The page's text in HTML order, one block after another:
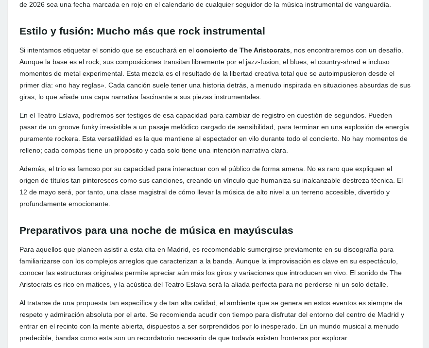
de 2026 sea una fecha marcada en rojo en el calendario de cualquier seguidor de la música instrumental de vanguardia.
Estilo y fusión: Mucho más que rock instrumental
Si intentamos etiquetar el sonido que se escuchará en el concierto de The Aristocrats , nos encontraremos con un desafío.
Aunque la base es el rock, sus composiciones transitan libremente por el jazz-fusion, el blues, el country-shred e incluso
momentos de metal experimental. Esta mezcla es el resultado de la libertad creativa total que se autoimpusieron desde el
primer día: «no hay reglas». Cada canción suele tener una historia detrás, a menudo inspirada en situaciones absurdas de sus
giras, lo que añade una capa narrativa fascinante a sus piezas instrumentales.
En el Teatro Eslava, podremos ser testigos de esa capacidad para cambiar de registro en cuestión de segundos. Pueden
pasar de un groove funky irresistible a un pasaje melódico cargado de sensibilidad, para terminar en una explosión de energía
puramente rockera. Esta versatilidad es la que mantiene al espectador en vilo durante todo el concierto. No hay momentos de
relleno; cada compás tiene un propósito y cada solo tiene una intención narrativa clara.
Además, el trío es famoso por su capacidad para interactuar con el público de forma amena. No es raro que expliquen el
origen de títulos tan pintorescos como sus canciones, creando un vínculo que humaniza su inalcanzable destreza técnica. El
12 de mayo será, por tanto, una clase magistral de cómo llevar la música de alto nivel a un terreno accesible, divertido y
profundamente emocionante.
Preparativos para una noche de música en mayúsculas
Para aquellos que planeen asistir a esta cita en Madrid, es recomendable sumergirse previamente en su discografía para
familiarizarse con los complejos arreglos que caracterizan a la banda. Aunque la improvisación es clave en su espectáculo,
conocer las estructuras originales permite apreciar aún más los giros y variaciones que introducen en vivo. El sonido de The
Aristocrats es rico en matices, y la acústica del Teatro Eslava será la aliada perfecta para no perderse ni un solo detalle.
Al tratarse de una propuesta tan específica y de tan alta calidad, el ambiente que se genera en estos eventos es siempre de
respeto y admiración absoluta por el arte. Se recomienda acudir con tiempo para disfrutar del entorno del centro de Madrid y
entrar en el recinto con la mente abierta, dispuestos a ser sorprendidos por lo inesperado. En un mundo musical a menudo
predecible, bandas como esta son un recordatorio necesario de que todavía existen fronteras por explorar.